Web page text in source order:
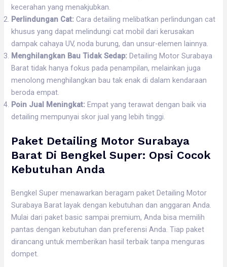
kecerahan yang menakjubkan.
Perlindungan Cat: Cara detailing melibatkan perlindungan cat
khusus yang dapat melindungi cat mobil dari kerusakan
dampak cahaya UV, noda burung, dan unsur-elemen lainnya.
Menghilangkan Bau Tidak Sedap: Detailing Motor Surabaya
Barat tidak hanya fokus pada penampilan, melainkan juga
menolong menghilangkan bau tak enak di dalam kendaraan
beroda empat.
Poin Jual Meningkat: Empat yang terawat dengan baik via
detailing mempunyai skor jual yang lebih tinggi.
Paket Detailing Motor Surabaya
Barat Di Bengkel Super: Opsi Cocok
Kebutuhan Anda
Bengkel Super menawarkan beragam paket Detailing Motor
Surabaya Barat layak dengan kebutuhan dan anggaran Anda.
Mulai dari paket basic sampai premium, Anda bisa memilih
pantas dengan kebutuhan dan preferensi Anda. Tiap paket
dirancang untuk memberikan hasil terbaik tanpa menguras
dompet.